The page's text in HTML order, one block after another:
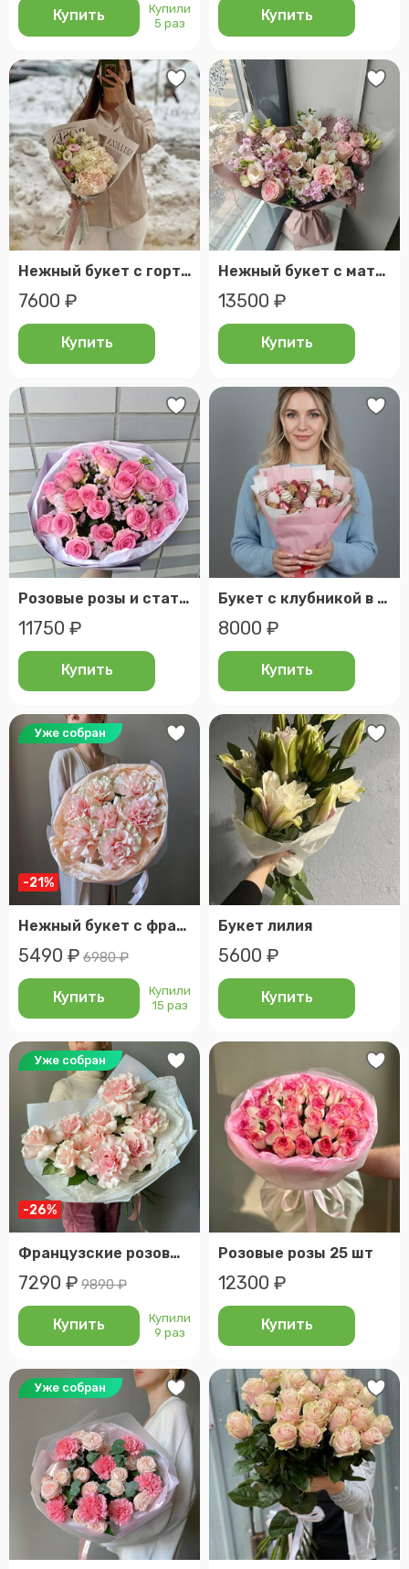
Купить
Купили
5 раз
Купить
Нежный букет с гортензией и эустомой 🩷
7600 ₽
Купить
Нежный букет с матиоллой и эустомой
13500 ₽
Купить
Розовые розы и статица 🥰букет незабываемый
11750 ₽
Купить
Букет с клубникой в шоколаде 🍫 клубника в шоколаде
8000 ₽
Купить
Уже собран
-21%
Нежный букет с французскими розами, 7шт. Veresk 500
5490 ₽ 6980 ₽
Купить
Купили
15 раз
Букет лилия
5600 ₽
Купить
Уже собран
-26%
Французские розовые розы 9шт. Veresk 286
7290 ₽ 9890 ₽
Купить
Купили
9 раз
Розовые розы 25 шт
12300 ₽
Купить
Уже собран